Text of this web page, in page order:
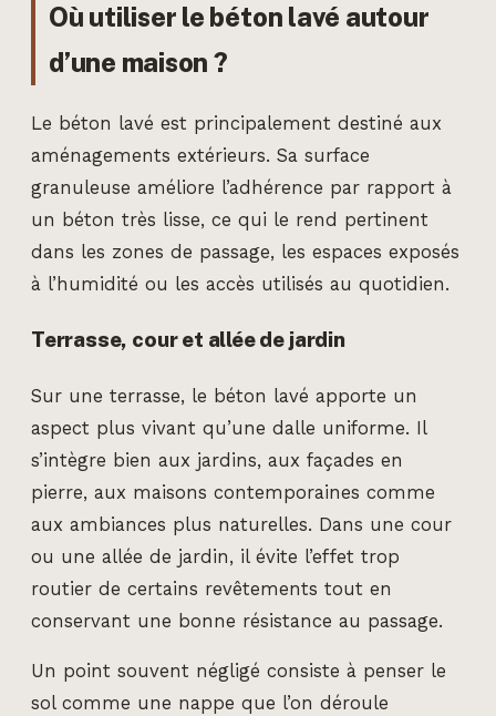
Où utiliser le béton lavé autour
d’une maison ?
Le béton lavé est principalement destiné aux
aménagements extérieurs. Sa surface
granuleuse améliore l’adhérence par rapport à
un béton très lisse, ce qui le rend pertinent
dans les zones de passage, les espaces exposés
à l’humidité ou les accès utilisés au quotidien.
Terrasse, cour et allée de jardin
Sur une terrasse, le béton lavé apporte un
aspect plus vivant qu’une dalle uniforme. Il
s’intègre bien aux jardins, aux façades en
pierre, aux maisons contemporaines comme
aux ambiances plus naturelles. Dans une cour
ou une allée de jardin, il évite l’effet trop
routier de certains revêtements tout en
conservant une bonne résistance au passage.
Un point souvent négligé consiste à penser le
sol comme une nappe que l’on déroule